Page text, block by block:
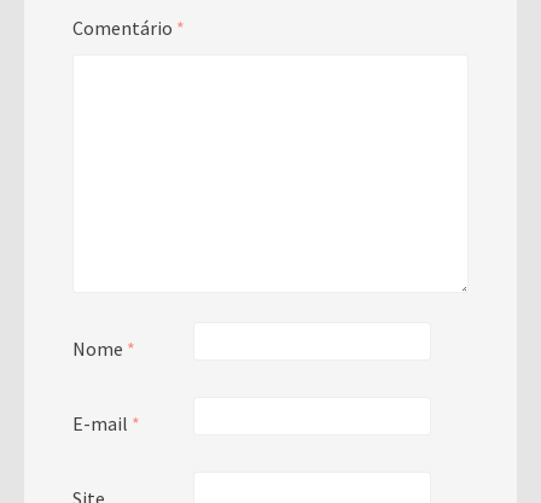
Comentário *
Nome *
E-mail *